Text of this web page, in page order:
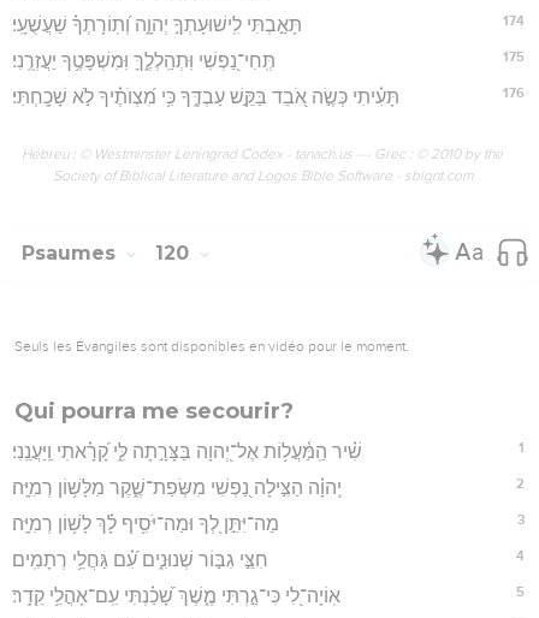
174 תָּאַ֣בְתִּי לִֽישׁוּעָתְךָ֣ יְהוָ֑ה וְ֝תֽוֹרָתְךָ֗ שַׁעֲשֻׁעָֽי׃
175 תְּֽחִי־נַ֭פְשִׁי וּֽתְהַֽלְלֶ֑ךָּ וּֽמִשְׁפָּטֶ֥ךָ יַעֲזְרֻֽנִי׃
176 תָּעִ֗יתִי כְּשֶׂ֣ה אֹ֭בֵד בַּקֵּ֣שׁ עַבְדֶּ֑ךָ כִּ֥י מִ֝צְוֺתֶ֗יךָ לֹ֣א שָׁכָֽחְתִּי׃
Hébreu : © Westminster Leningrad Codex - tanach.us --- Grec : © 2010 by the
Society of Biblical Literature and Logos Bible Software - sblgnt.com
Psaumes 120
Seuls les Évangiles sont disponibles en vidéo pour le moment.
Qui pourra me secourir?
1 שִׁ֗יר הַֽמַּ֫עֲל֥וֹת אֶל־יְ֭הוָה בַּצָּרָ֣תָה לִּ֑י קָ֝רָ֗אתִי וַֽיַּעֲנֵֽנִי׃
2 יְֽהוָ֗ה הַצִּ֣ילָה נַ֭פְשִׁי מִשְּׂפַת־שֶׁ֑קֶר מִלָּשׁ֥וֹן רְמִיָּֽה׃
3 מַה־יִּתֵּ֣ן לְ֭ךָ וּמַה־יֹּסִ֥יף לָ֗ךְ לָשׁ֥וֹן רְמִיָּֽה׃
4 חִצֵּ֣י גִבּ֣וֹר שְׁנוּנִ֑ים עִ֝֗ם גַּחֲלֵ֥י רְתָמִֽים׃
5 אֽוֹיָה־לִ֭י כִּי־גַ֣רְתִּי מֶ֑שֶׁךְ שָׁ֝כַ֗נְתִּי עִֽם־אָהֳלֵ֥י קֵדָֽר׃